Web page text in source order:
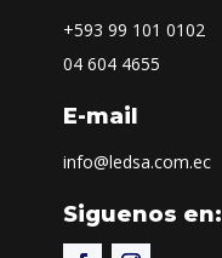
+593 99 101 0102
04 604 4655
E-mail
info@ledsa.com.ec
Siguenos en: